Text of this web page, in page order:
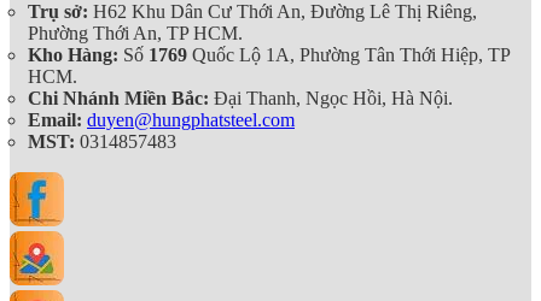
Trụ sở: H62 Khu Dân Cư Thới An, Đường Lê Thị Riêng,
Phường Thới An, TP HCM.
Kho Hàng: Số 1769 Quốc Lộ 1A, Phường Tân Thới Hiệp, TP
HCM.
Chi Nhánh Miền Bắc: Đại Thanh, Ngọc Hồi, Hà Nội.
Email: duyen@hungphatsteel.com
MST: 0314857483